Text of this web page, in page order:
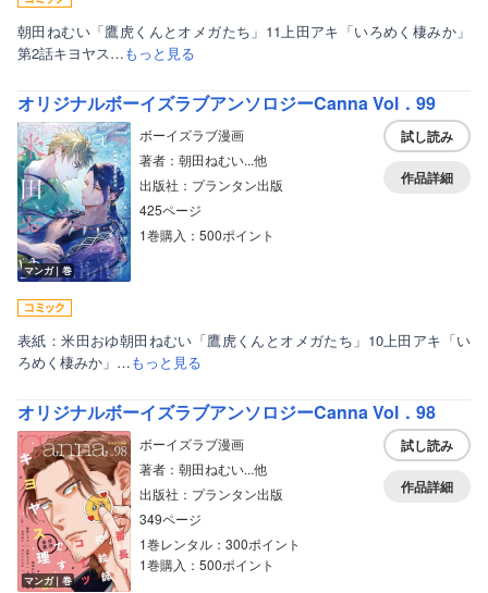
朝田ねむい「鷹虎くんとオメガたち」11上田アキ「いろめく棲みか」
第2話キヨヤス…もっと見る
オリジナルボーイズラブアンソロジーCanna Vol．99
マンガ｜巻
ボーイズラブ漫画
著者：朝田ねむい...他
出版社：プランタン出版
425ページ
1巻購入：500ポイント
試し読み
作品詳細
表紙：米田おゆ朝田ねむい「鷹虎くんとオメガたち」10上田アキ「い
ろめく棲みか」…もっと見る
オリジナルボーイズラブアンソロジーCanna Vol．98
マンガ｜巻
ボーイズラブ漫画
著者：朝田ねむい...他
出版社：プランタン出版
349ページ
1巻レンタル：300ポイント
1巻購入：500ポイント
試し読み
作品詳細